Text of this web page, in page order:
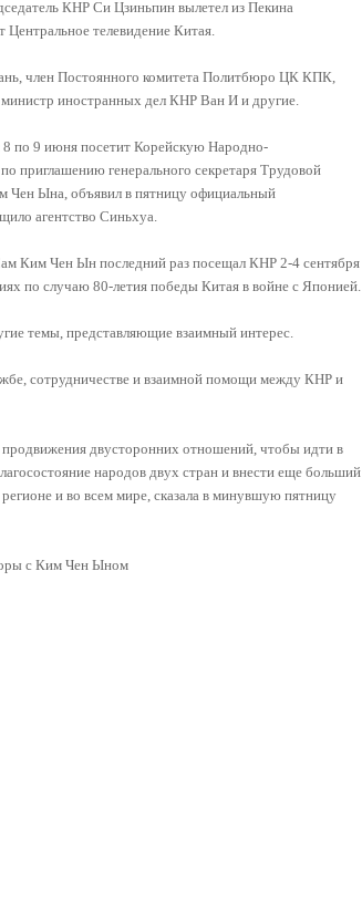
КНР Си Цзиньпин вылетел из Пекина
телевидение Китая.
член Постоянного комитета Политбюро ЦК КПК,
иностранных дел КНР Ван И и другие.
по 9 июня посетит Корейскую Народно-
приглашению генерального секретаря Трудовой
Чен Ына, объявил в пятницу официальный
агентство Синьхуа.
Ким Чен Ын последний раз посещал КНР 2-4 сентября
по случаю 80-летия победы Китая в войне с Японией.
темы, представляющие взаимный интерес.
сотрудничестве и взаимной помощи между КНР и
двусторонних отношений, чтобы идти в
народов двух стран и внести еще больший
и во всем мире, сказала в минувшую пятницу
с Ким Чен Ыном